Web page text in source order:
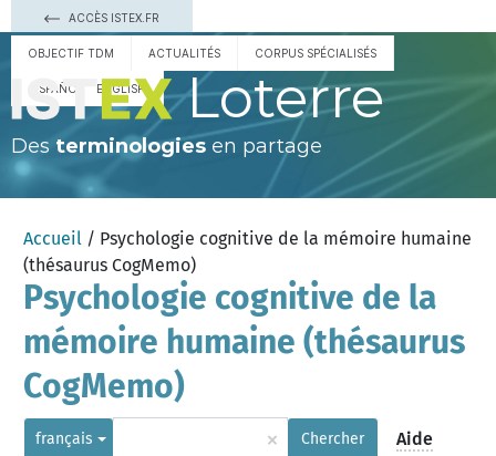
ACCÈS ISTEX.FR
OBJECTIF TDM ACTUALITÉS CORPUS SPÉCIALISÉS
ESPAÑOL ENGLISH Loterre
Des terminologies en partage
Accueil / Psychologie cognitive de la mémoire humaine
(thésaurus CogMemo)
Psychologie cognitive de la
mémoire humaine (thésaurus
CogMemo)
français × Chercher Aide